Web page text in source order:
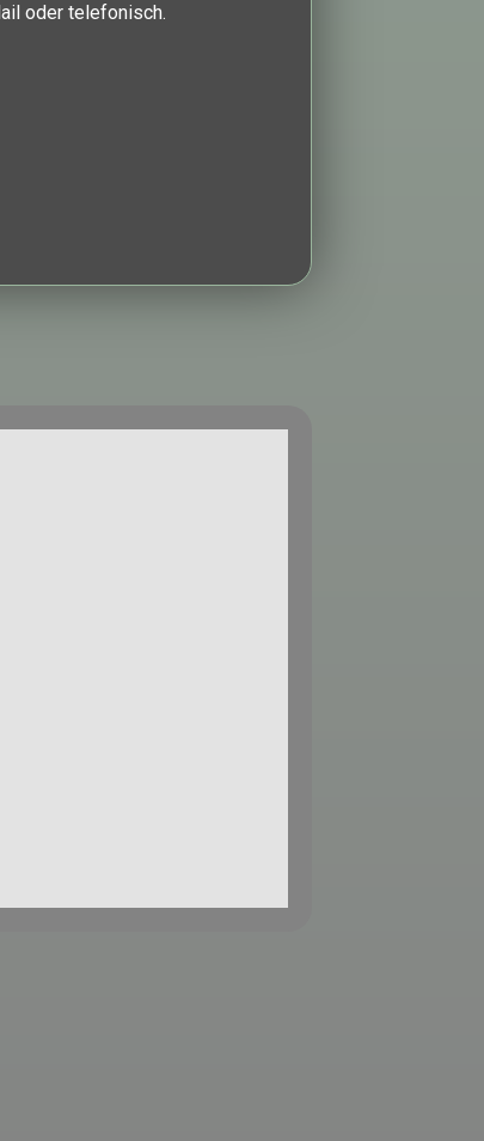
oder telefonisch.